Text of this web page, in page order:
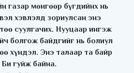
газар мөнгөөр бүгдийнх нь
хэвлэлд зориулсан энэ
суулгачих. Нууцаар ингэж
болгож байдгийг нь болиул
хүндэл. Энэ талаар та байр
Би гуйж байна.